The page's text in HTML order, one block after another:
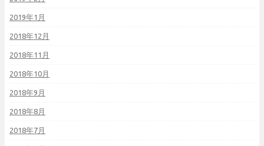
2019年1月
2018年12月
2018年11月
2018年10月
2018年9月
2018年8月
2018年7月